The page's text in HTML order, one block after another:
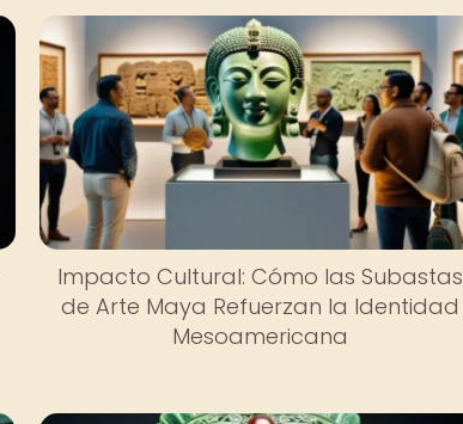
Impacto Cultural: Cómo las Subastas
de Arte Maya Refuerzan la Identidad
Mesoamericana